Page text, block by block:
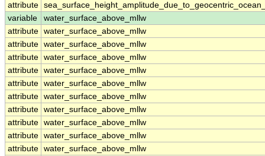
attribute
variable
water_surface_above_mllw
attribute water_surface_above_mllw
attribute water_surface_above_mllw
attribute water_surface_above_mllw
attribute water_surface_above_mllw
attribute water_surface_above_mllw
attribute water_surface_above_mllw
attribute water_surface_above_mllw
attribute water_surface_above_mllw
attribute water_surface_above_mllw
attribute water_surface_above_mllw